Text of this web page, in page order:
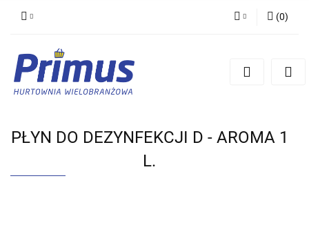
Zarejestruj się
(0)
PŁYN DO DEZYNFEKCJI D - AROMA 1
L.